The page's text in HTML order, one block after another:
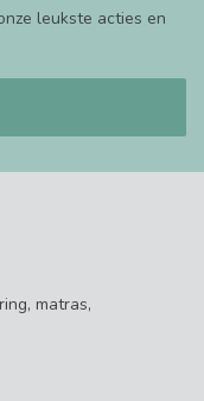
leukste acties en
matras,